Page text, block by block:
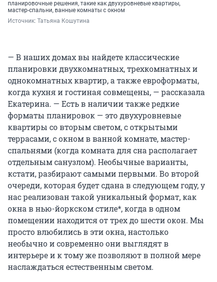
планировочные решения, такие как двухуровневые квартиры,
мастер-спальни, ванные комнаты с окном
Источник: Татьяна Кошутина
— В наших домах вы найдете классические
планировки двухкомнатных, трехкомнатных и
однокомнатных квартир, а также евроформаты,
когда кухня и гостиная совмещены, — рассказала
Екатерина. — Есть в наличии также редкие
форматы планировок — это двухуровневые
квартиры со вторым светом, с открытыми
террасами, с окном в ванной комнате, мастер-
спальнями (когда комната для сна располагает
отдельным санузлом). Необычные варианты,
кстати, разбирают самыми первыми. Во второй
очереди, которая будет сдана в следующем году, у
нас реализован такой уникальный формат, как
окна в нью-йоркском стиле*, когда в одном
помещении находится от трех до шести окон. Мы
просто влюбились в эти окна, настолько
необычно и современно они выглядят в
интерьере и к тому же позволяют в полной мере
наслаждаться естественным светом.